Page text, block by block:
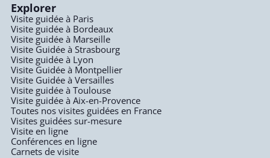
Explorer
Visite guidée à Paris
Visite guidée à Bordeaux
Visite guidée à Marseille
Visite Guidée à Strasbourg
Visite guidée à Lyon
Visite Guidée à Montpellier
Visite Guidée à Versailles
Visite guidée à Toulouse
Visite guidée à Aix-en-Provence
Toutes nos visites guidées en France
Visites guidées sur-mesure
Visite en ligne
Conférences en ligne
Carnets de visite